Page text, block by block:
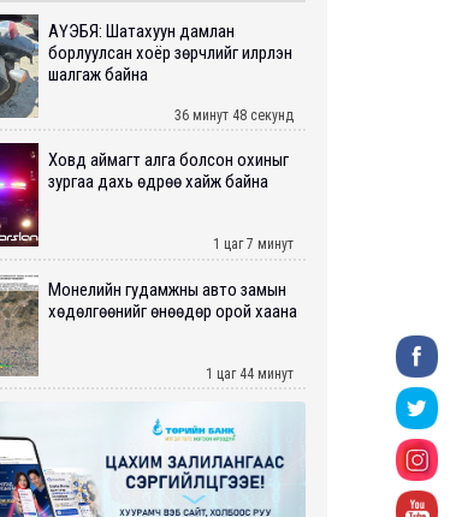
АҮЭБЯ: Шатахуун дамлан
борлуулсан хоёр зөрчлийг илрүүлэн
шалгаж байна
36 минут 48 секунд
Ховд аймагт алга болсон охиныг
зургаа дахь өдрөө хайж байна
1 цаг 7 минут
Монелийн гудамжны авто замын
хөдөлгөөнийг өнөөдөр орой хаана
1 цаг 44 минут